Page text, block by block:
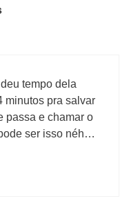
tempo dela
minutos pra salvar
passa e chamar o
ser isso néh…